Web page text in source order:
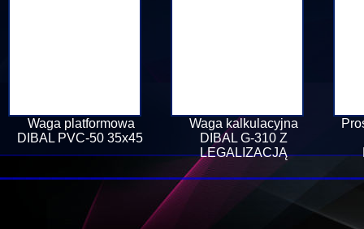
Waga platformowa
DIBAL PVC-50 35x45
Waga kalkulacyjna
DIBAL G-310 Z
LEGALIZACJĄ